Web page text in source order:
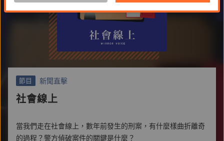
節目 新聞直擊
社會線上
當我們走在社會線上，數年前發生的刑案，有什麼樣曲折離奇
的過程？警方偵破案件的關鍵是什麼？